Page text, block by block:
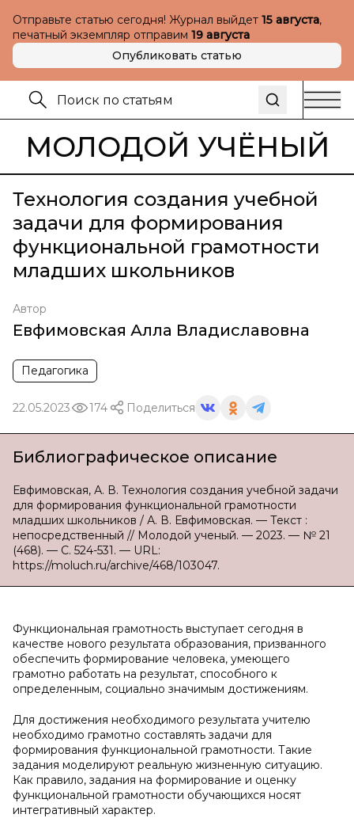
Отправьте статью сегодня! Журнал выйдет 15 августа,
печатный экземпляр отправим 19 августа
Опубликовать статью
МОЛОДОЙ УЧЁНЫЙ
Технология создания учебной
задачи для формирования
функциональной грамотности
младших школьников
Автор
Евфимовская Алла Владиславовна
Педагогика
22.05.2023 174 Поделиться
Библиографическое описание
Евфимовская, А. В. Технология создания учебной задачи
для формирования функциональной грамотности
младших школьников / А. В. Евфимовская. — Текст :
непосредственный // Молодой ученый. — 2023. — № 21
(468). — С. 524-531. — URL:
https://moluch.ru/archive/468/103047.
Функциональная грамотность выступает сегодня в
качестве нового результата образования, призванного
обеспечить формирование человека, умеющего
грамотно работать на результат, способного к
определенным, социально значимым достижениям.
Для достижения необходимого результата учителю
необходимо грамотно составлять задачи для
формирования функциональной грамотности. Такие
задания моделируют реальную жизненную ситуацию.
Как правило, задания на формирование и оценку
функциональной грамотности обучающихся носят
интегративный характер.